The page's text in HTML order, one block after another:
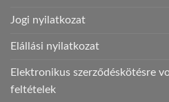
Jogi nyilatkozat
Elállási nyilatkozat
Elektronikus szerződéskötésre
feltételek